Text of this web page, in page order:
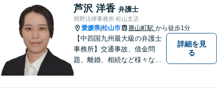
い！
芦沢 洋香 弁護士
岡野法律事務所 松山支店
愛媛県|松山市 勝山町駅 から徒歩1分
【中四国九州最大級の弁護士
事務所】交通事故、借金問
題、離婚、相続など様々な問
詳細を見
る